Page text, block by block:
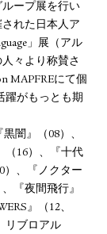
ープ展を行い
れた日本人ア
」展（アル
々より称賛さ
MAPFREにて個
躍がもっとも期
闇』（08）、
（16）、『十代
）、『ノクター
『夜間飛行』
』（12、
リブロアル